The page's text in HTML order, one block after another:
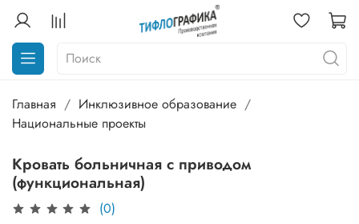
Главная
Инклюзивное образование
Национальные проекты
Кровать больничная с приводом
(функциональная)
(0)